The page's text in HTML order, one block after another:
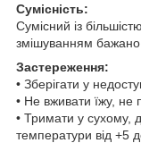
Сумісність:
Сумісний із
змішуванням бажано
Застереження:
• Зберігати у
• Не вживати їжу, не
• Тримати у сухому,
температури від +5